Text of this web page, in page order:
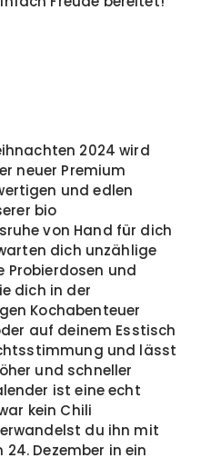
2024 wird
neuer Premium
und edlen
bio
von Hand für dich
dich unzählige
Probierdosen und
dich in der
Kochabenteuer
auf deinem Esstisch
und lässt
und schneller
ist eine echt
kein Chili
du ihn mit
Dezember in ein